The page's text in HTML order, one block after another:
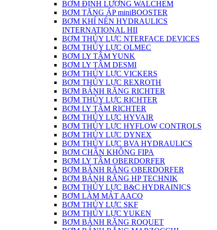
BƠM ĐỊNH LƯỢNG WALCHEM
BƠM TĂNG ÁP miniBOOSTER
BƠM KHÍ NÉN HYDRAULICS
INTERNATIONAL HII
BƠM THỦY LỰC NTERFACE DEVICES
BƠM THỦY LỰC OLMEC
BƠM LY TÂM YUNK
BƠM LY TÂM DESMI
BƠM THỦY LỰC VICKERS
BƠM THỦY LỰC REXROTH
BƠM BÁNH RĂNG RICHTER
BƠM THỦY LỰC RICHTER
BƠM LY TÂM RICHTER
BƠM THỦY LỰC HYVAIR
BƠM THỦY LỰC HYFLOW CONTROLS
BƠM THỦY LỰC DYNEX
BƠM THỦY LỰC BVA HYDRAULICS
BƠM CHÂN KHÔNG FIPA
BƠM LY TÂM OBERDORFER
BƠM BÁNH RĂNG OBERDORFER
BƠM BÁNH RĂNG HP TECHNIK
BƠM THỦY LỰC B&C HYDRAINICS
BƠM LÀM MÁT AACO
BƠM THỦY LỰC SKF
BƠM THỦY LỰC YUKEN
BƠM BÁNH RĂNG ROQUET